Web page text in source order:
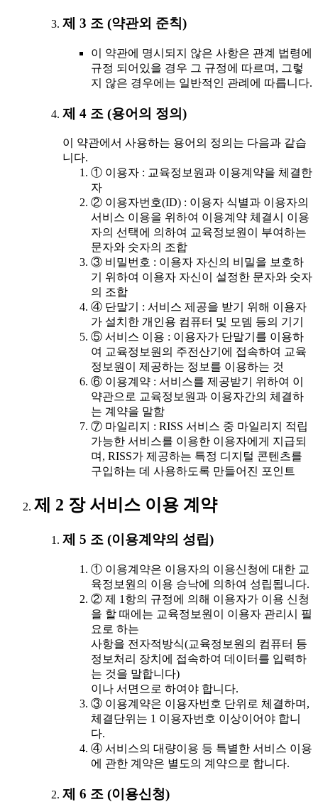
제 3 조 (약관외 준칙)
이 약관에 명시되지 않은 사항은 관계 법령에
규정 되어있을 경우 그 규정에 따르며, 그렇
지 않은 경우에는 일반적인 관례에 따릅니다.
제 4 조 (용어의 정의)
이 약관에서 사용하는 용어의 정의는 다음과 같습
니다.
① 이용자 : 교육정보원과 이용계약을 체결한
자
② 이용자번호(ID) : 이용자 식별과 이용자의
서비스 이용을 위하여 이용계약 체결시 이용
자의 선택에 의하여 교육정보원이 부여하는
문자와 숫자의 조합
③ 비밀번호 : 이용자 자신의 비밀을 보호하
기 위하여 이용자 자신이 설정한 문자와 숫자
의 조합
④ 단말기 : 서비스 제공을 받기 위해 이용자
가 설치한 개인용 컴퓨터 및 모뎀 등의 기기
⑤ 서비스 이용 : 이용자가 단말기를 이용하
여 교육정보원의 주전산기에 접속하여 교육
정보원이 제공하는 정보를 이용하는 것
⑥ 이용계약 : 서비스를 제공받기 위하여 이
약관으로 교육정보원과 이용자간의 체결하
는 계약을 말함
⑦ 마일리지 : RISS 서비스 중 마일리지 적립
가능한 서비스를 이용한 이용자에게 지급되
며, RISS가 제공하는 특정 디지털 콘텐츠를
구입하는 데 사용하도록 만들어진 포인트
제 2 장 서비스 이용 계약
제 5 조 (이용계약의 성립)
① 이용계약은 이용자의 이용신청에 대한 교
육정보원의 이용 승낙에 의하여 성립됩니다.
② 제 1항의 규정에 의해 이용자가 이용 신청
을 할 때에는 교육정보원이 이용자 관리시 필
요로 하는
사항을 전자적방식(교육정보원의 컴퓨터 등
정보처리 장치에 접속하여 데이터를 입력하
는 것을 말합니다)
이나 서면으로 하여야 합니다.
③ 이용계약은 이용자번호 단위로 체결하며,
체결단위는 1 이용자번호 이상이어야 합니
다.
④ 서비스의 대량이용 등 특별한 서비스 이용
에 관한 계약은 별도의 계약으로 합니다.
제 6 조 (이용신청)